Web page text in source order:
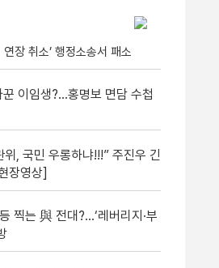
장 취소’ 행정소송서 패소
이임생?…홍명보 면담 수첩
, 국민 우롱하냐!!!” 주진우 긴
장영상]
찍는 與 전대?…‘레버리지·부